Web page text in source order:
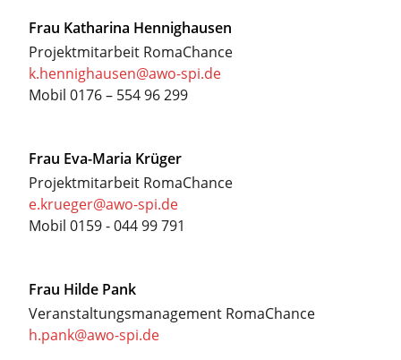
Frau Katharina Hennighausen
Projektmitarbeit RomaChance
k.hennighausen@awo-spi.de
Mobil 0176 – 554 96 299
Frau Eva-Maria Krüger
Projektmitarbeit RomaChance
e.krueger@awo-spi.de
Mobil 0159 - 044 99 791
Frau Hilde Pank
Veranstaltungsmanagement RomaChance
h.pank@awo-spi.de